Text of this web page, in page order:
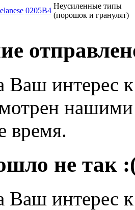
0205B4
Неусиленные типы
(порошок и гранулят)
Ваш интерес
время.
не так
Ваш интерес